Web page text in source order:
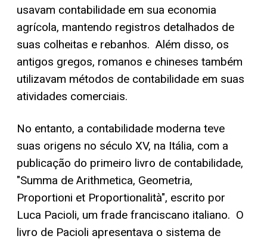
usavam contabilidade em sua economia
agrícola, mantendo registros detalhados de
suas colheitas e rebanhos. Além disso, os
antigos gregos, romanos e chineses também
utilizavam métodos de contabilidade em suas
atividades comerciais.
No entanto, a contabilidade moderna teve
suas origens no século XV, na Itália, com a
publicação do primeiro livro de contabilidade,
"Summa de Arithmetica, Geometria,
Proportioni et Proportionalità", escrito por
Luca Pacioli, um frade franciscano italiano. O
livro de Pacioli apresentava o sistema de